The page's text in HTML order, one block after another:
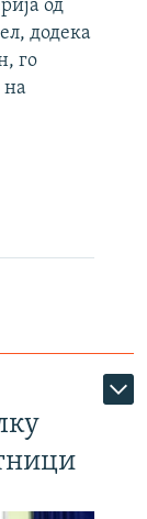
од
додека
го
на